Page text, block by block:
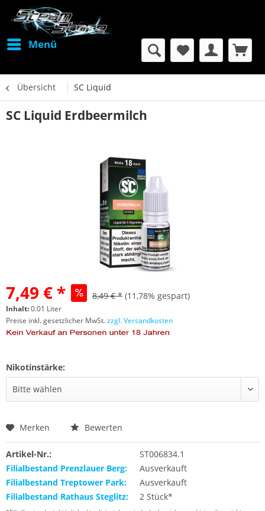
Menü
Übersicht SC Liquid
SC Liquid Erdbeermilch
7,49 € * 8,49 € * (11,78% gespart)
Inhalt:0.01 Liter
Preise inkl. gesetzlicher MwSt.zzgl. Versandkosten
Nikotinstärke:
Merken Bewerten
Artikel-Nr.:
ST006834.1
Filialbestand Prenzlauer Berg:
Ausverkauft
Filialbestand Treptower Park:
Ausverkauft
Filialbestand Rathaus Steglitz:
2 Stück*